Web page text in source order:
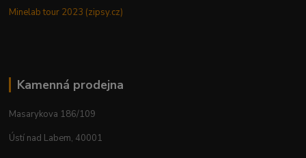
Minelab tour 2023 (zipsy.cz)
Kamenná prodejna
Masarykova 186/109
Ústí nad Labem, 40001